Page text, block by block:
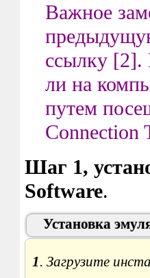
Важное
ссылку [2].
ли на
путем
Connection
Шаг 1,
Software.
Установка
1. Загрузите